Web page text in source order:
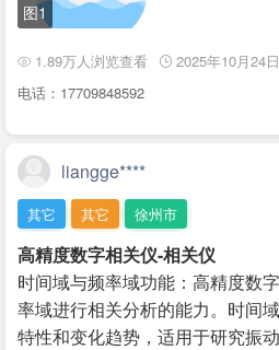
图1
1.89万人浏览查看 2025年10月24日
电话：17709848592
liangge****
其它 其它 徐州市
高精度数字相关仪-相关仪
时间域与频率域功能：高精度数
率域进行相关分析的能力。时间
特性和变化趋势，适用于研究振